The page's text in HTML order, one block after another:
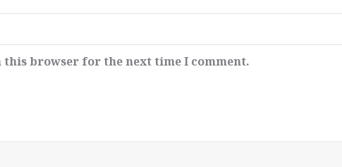
this browser for the next time I comment.